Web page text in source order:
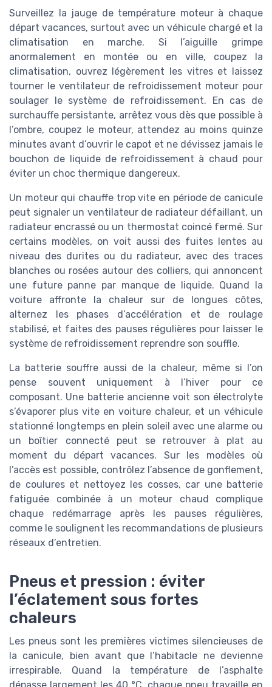
Surveillez la jauge de température moteur à chaque
départ vacances, surtout avec un véhicule chargé et la
climatisation en marche. Si l’aiguille grimpe
anormalement en montée ou en ville, coupez la
climatisation, ouvrez légèrement les vitres et laissez
tourner le ventilateur de refroidissement moteur pour
soulager le système de refroidissement. En cas de
surchauffe persistante, arrêtez vous dès que possible à
l’ombre, coupez le moteur, attendez au moins quinze
minutes avant d’ouvrir le capot et ne dévissez jamais le
bouchon de liquide de refroidissement à chaud pour
éviter un choc thermique dangereux.
Un moteur qui chauffe trop vite en période de canicule
peut signaler un ventilateur de radiateur défaillant, un
radiateur encrassé ou un thermostat coincé fermé. Sur
certains modèles, on voit aussi des fuites lentes au
niveau des durites ou du radiateur, avec des traces
blanches ou rosées autour des colliers, qui annoncent
une future panne par manque de liquide. Quand la
voiture affronte la chaleur sur de longues côtes,
alternez les phases d’accélération et de roulage
stabilisé, et faites des pauses régulières pour laisser le
système de refroidissement reprendre son souffle.
La batterie souffre aussi de la chaleur, même si l’on
pense souvent uniquement à l’hiver pour ce
composant. Une batterie ancienne voit son électrolyte
s’évaporer plus vite en voiture chaleur, et un véhicule
stationné longtemps en plein soleil avec une alarme ou
un boîtier connecté peut se retrouver à plat au
moment du départ vacances. Sur les modèles où
l’accès est possible, contrôlez l’absence de gonflement,
de coulures et nettoyez les cosses, car une batterie
fatiguée combinée à un moteur chaud complique
chaque redémarrage après les pauses régulières,
comme le soulignent les recommandations de plusieurs
réseaux d’entretien.
Pneus et pression : éviter
l’éclatement sous fortes
chaleurs
Les pneus sont les premières victimes silencieuses de
la canicule, bien avant que l’habitacle ne devienne
irrespirable. Quand la température de l’asphalte